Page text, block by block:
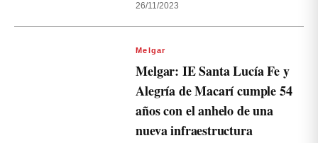
26/11/2023
Melgar
Melgar: IE Santa Lucía Fe y
Alegría de Macarí cumple 54
años con el anhelo de una
nueva infraestructura